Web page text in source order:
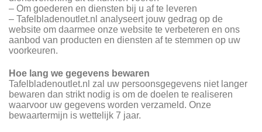
– Om goederen en diensten bij u af te leveren
– Tafelbladenoutlet.nl analyseert jouw gedrag op de
website om daarmee onze website te verbeteren en ons
aanbod van producten en diensten af te stemmen op uw
voorkeuren.
Hoe lang we gegevens bewaren
Tafelbladenoutlet.nl zal uw persoonsgegevens niet langer
bewaren dan strikt nodig is om de doelen te realiseren
waarvoor uw gegevens worden verzameld. Onze
bewaartermijn is wettelijk 7 jaar.